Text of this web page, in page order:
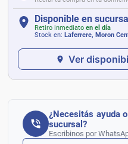
Disponible en
Retiro inmediato en el día
Stock en: Laferrere, Moron
Ver
¿Necesitás ayuda
sucursal?
Escribinos por